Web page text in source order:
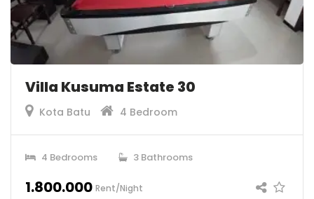
Villa Kusuma Estate 30
Kota Batu 4 Bedroom
4 Bedrooms 3 Bathrooms
1.800.000 Rent/Night